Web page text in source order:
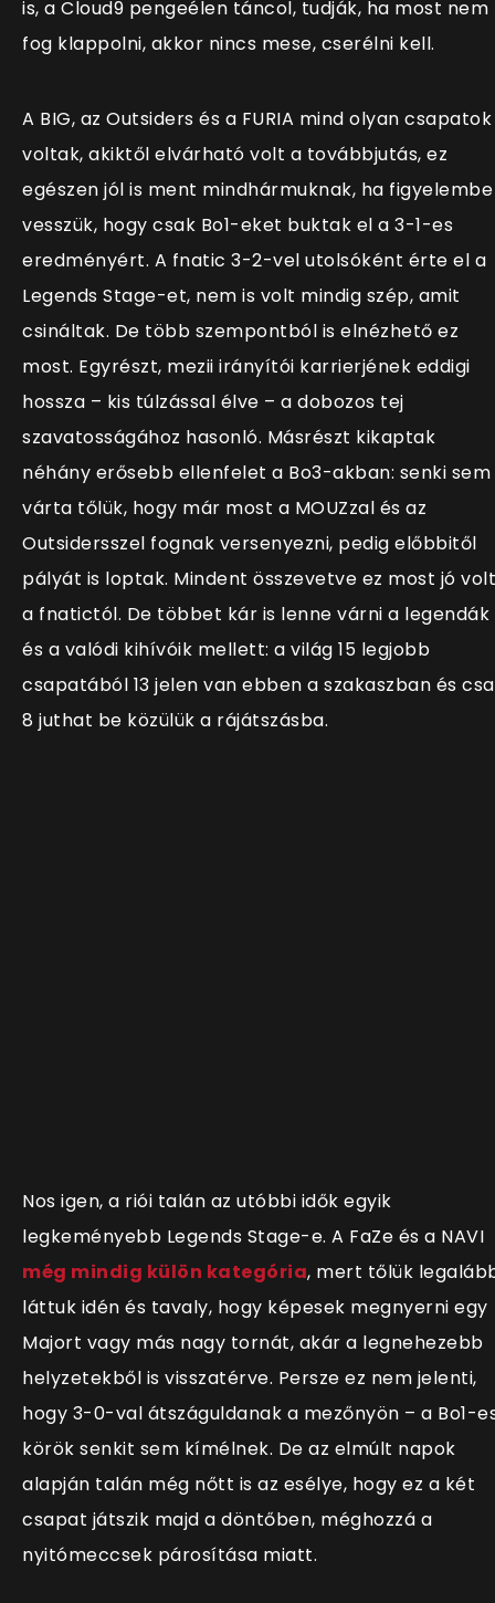
is, a Cloud9 pengeélen táncol, tudják, ha most nem
fog klappolni, akkor nincs mese, cserélni kell.
A BIG, az Outsiders és a FURIA mind olyan csapatok
voltak, akiktől elvárható volt a továbbjutás, ez
egészen jól is ment mindhármuknak, ha figyelembe
vesszük, hogy csak Bo1-eket buktak el a 3-1-es
eredményért. A fnatic 3-2-vel utolsóként érte el a
Legends Stage-et, nem is volt mindig szép, amit
csináltak. De több szempontból is elnézhető ez
most. Egyrészt, mezii irányítói karrierjének eddigi
hossza – kis túlzással élve – a dobozos tej
szavatosságához hasonló. Másrészt kikaptak
néhány erősebb ellenfelet a Bo3-akban: senki sem
várta tőlük, hogy már most a MOUZzal és az
Outsidersszel fognak versenyezni, pedig előbbitől
pályát is loptak. Mindent összevetve ez most jó volt
a fnatictól. De többet kár is lenne várni a legendák
és a valódi kihívóik mellett: a világ 15 legjobb
csapatából 13 jelen van ebben a szakaszban és
8 juthat be közülük a rájátszásba.
Nos igen, a riói talán az utóbbi idők egyik
legkeményebb Legends Stage-e. A FaZe és a NAVI
még mindig külön kategória, mert tőlük
láttuk idén és tavaly, hogy képesek megnyerni egy
Majort vagy más nagy tornát, akár a legnehezebb
helyzetekből is visszatérve. Persze ez nem jelenti,
hogy 3-0-val átszáguldanak a mezőnyön – a Bo1-
körök senkit sem kímélnek. De az elmúlt napok
alapján talán még nőtt is az esélye, hogy ez a két
csapat játszik majd a döntőben, méghozzá a
nyitómeccsek párosítása miatt.